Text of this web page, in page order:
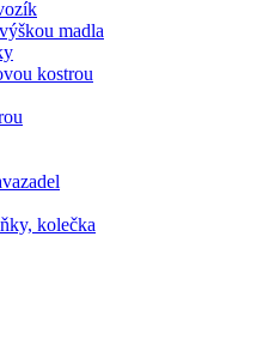
madla
kostrou
kolečka